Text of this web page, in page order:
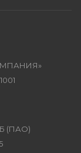
(ПАО)